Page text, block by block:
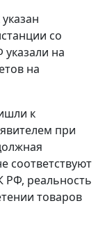
со
на
на
к
при
соответствуют
РФ, реальность
товаров